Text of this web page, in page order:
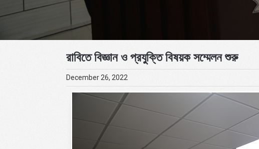
রাবিতে বিজ্ঞান ও প্রযুক্তি বিষয়ক সম্মেলন শুরু
December 26, 2022